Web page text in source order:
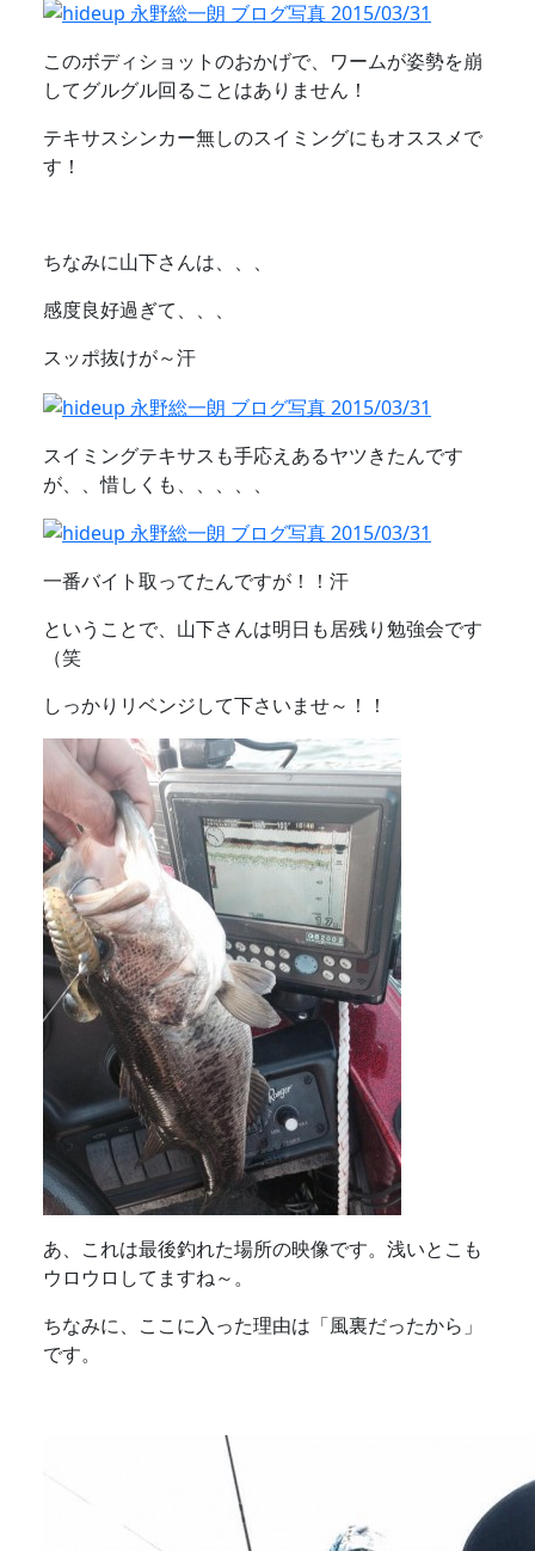
このボディショットのおかげで、ワームが姿勢を崩
してグルグル回ることはありません！
テキサスシンカー無しのスイミングにもオススメで
す！
ちなみに山下さんは、、、
感度良好過ぎて、、、
スッポ抜けが～汗
スイミングテキサスも手応えあるヤツきたんです
が、、惜しくも、、、、、
一番バイト取ってたんですが！！汗
ということで、山下さんは明日も居残り勉強会です
（笑
しっかりリベンジして下さいませ～！！
あ、これは最後釣れた場所の映像です。浅いとこも
ウロウロしてますね～。
ちなみに、ここに入った理由は「風裏だったから」
です。